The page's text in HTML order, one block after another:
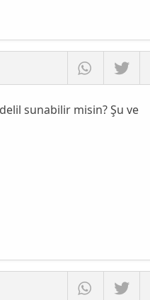
sunabilir misin? Şu ve